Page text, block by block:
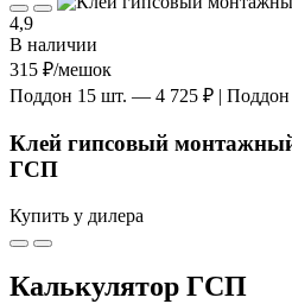
4,9
В наличии
315 ₽/мешок
Поддон 15 шт. — 4 725 ₽ |
Клей гипсовый
ГСП
Купить у дилера
Калькулятор ГСП